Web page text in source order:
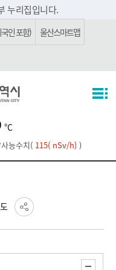
누리집입니다.
인 포함) 울산스마트맵
℃
능수치(115( nSv/h) )